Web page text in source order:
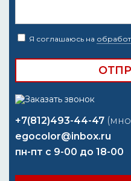
Я соглашаюсь на
+7(812)493-44-47
egocolor@inbox.ru
пн-пт с 9-00 до 18-00